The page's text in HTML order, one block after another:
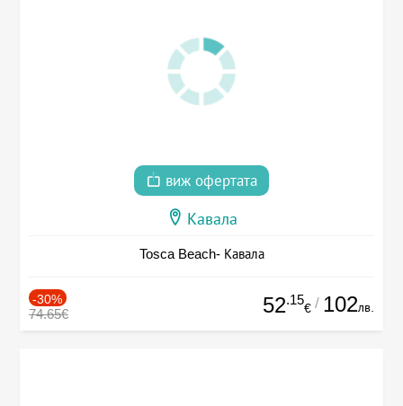
виж офертата
Кавала
Tosca Beach- Кавала
-30%
74.65€ 52.15
€ / 102лв.